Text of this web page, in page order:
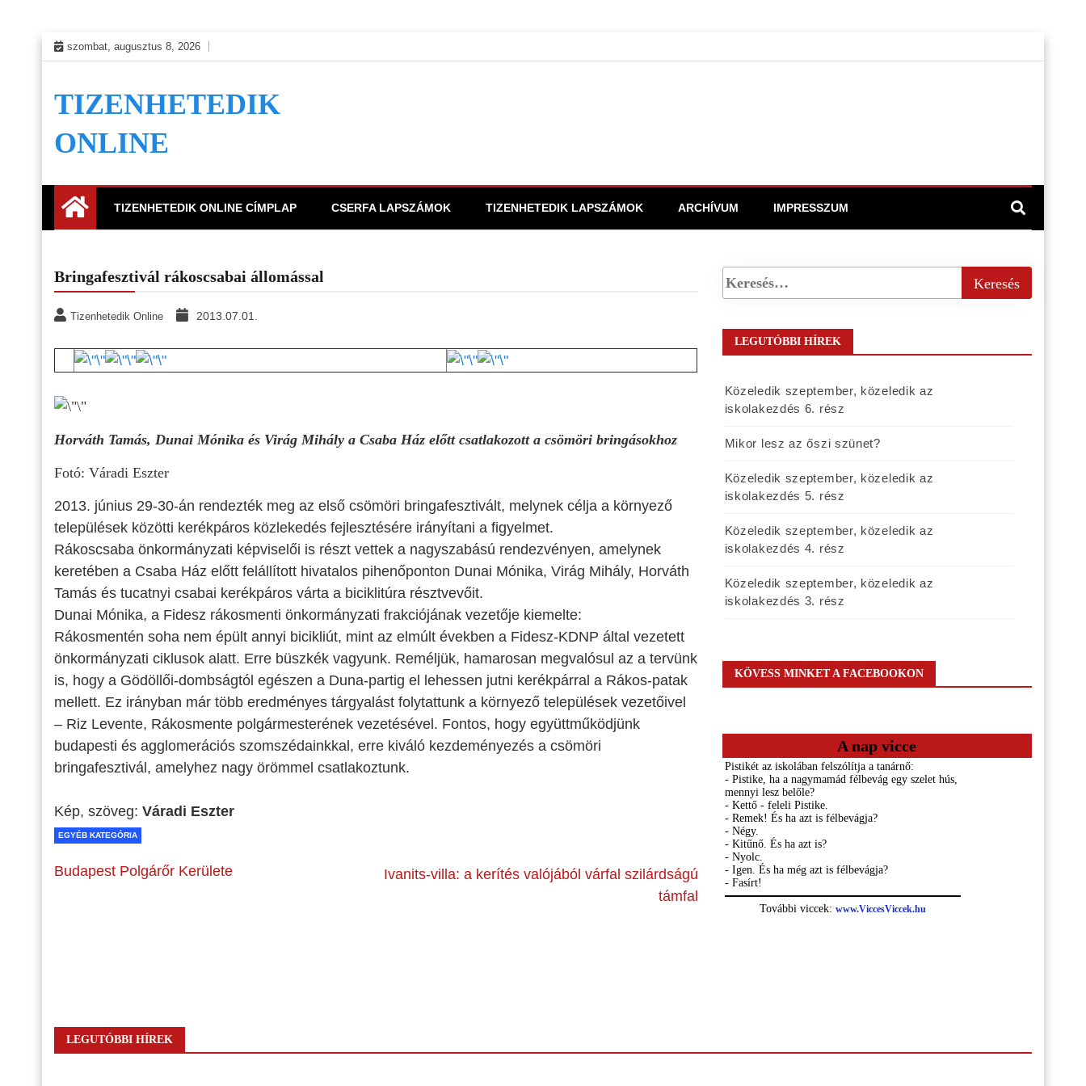
Skip
to
szombat, augusztus 8, 2026
TIZENHETEDIK
ONLINE
TIZENHETEDIK ONLINE CÍMPLAP CSERFA LAPSZÁMOK TIZENHETEDIK LAPSZÁMOK ARCHÍVUM IMPRESSZUM
Bringafesztivál rákoscsabai állomással
Tizenhetedik Online 2013.07.01.
Horváth Tamás, Dunai Mónika és Virág Mihály a Csaba Ház előtt csatlakozott a csömöri bringásokhoz
Fotó: Váradi Eszter
2013. június 29-30-án rendezték meg az első csömöri bringafesztivált, melynek célja a környező
települések közötti kerékpáros közlekedés fejlesztésére irányítani a figyelmet.
Rákoscsaba önkormányzati képviselői is részt vettek a nagyszabású rendezvényen, amelynek
keretében a Csaba Ház előtt felállított hivatalos pihenőponton Dunai Mónika, Virág Mihály, Horváth
Tamás és tucatnyi csabai kerékpáros várta a biciklitúra résztvevőit.
Dunai Mónika, a Fidesz rákosmenti önkormányzati frakciójának vezetője kiemelte:
Rákosmentén soha nem épült annyi bicikliút, mint az elmúlt években a Fidesz-KDNP által vezetett
önkormányzati ciklusok alatt. Erre büszkék vagyunk. Reméljük, hamarosan megvalósul az a tervünk
is, hogy a Gödöllői-dombságtól egészen a Duna-partig el lehessen jutni kerékpárral a Rákos-patak
mellett. Ez irányban már több eredményes tárgyalást folytattunk a környező települések vezetőivel
– Riz Levente, Rákosmente polgármesterének vezetésével. Fontos, hogy együttműködjünk
budapesti és agglomerációs szomszédainkkal, erre kiváló kezdeményezés a csömöri
bringafesztivál, amelyhez nagy örömmel csatlakoztunk.
Kép, szöveg: Váradi Eszter
EGYÉB KATEGÓRIA
Budapest Polgárőr Kerülete
Ivanits-villa: a kerítés valójából várfal szilárdságú
támfal
LEGUTÓBBI HÍREK
Közeledik szeptember, közeledik az
iskolakezdés 6. rész
Mikor lesz az őszi szünet?
Közeledik szeptember, közeledik az
iskolakezdés 5. rész
Közeledik szeptember, közeledik az
iskolakezdés 4. rész
Közeledik szeptember, közeledik az
iskolakezdés 3. rész
KÖVESS MINKET A FACEBOOKON
A nap vicce
LEGUTÓBBI HÍREK